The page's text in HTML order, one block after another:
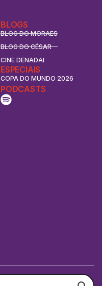
BLOGS
BLOG DO MORAES
BLOG DO CÉSAR
CINE DENADAI
ESPECIAIS
COPA DO MUNDO 2026
PODCASTS